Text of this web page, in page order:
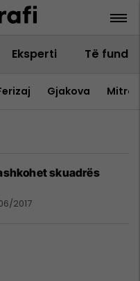
Eksperti Të fundit
Gjakova
skuadrës
2017